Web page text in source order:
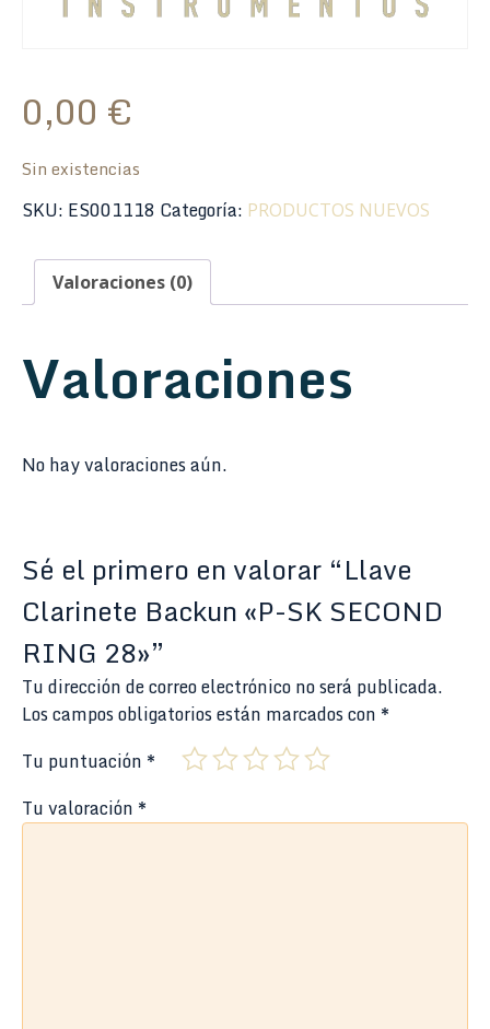
0,00 €
Sin existencias
SKU: ES001118 Categoría: PRODUCTOS NUEVOS
Valoraciones (0)
Valoraciones
No hay valoraciones aún.
Sé el primero en valorar “Llave
Clarinete Backun «P-SK SECOND
RING 28»”
Tu dirección de correo electrónico no será publicada.
Los campos obligatorios están marcados con *
Tu puntuación *
Tu valoración *